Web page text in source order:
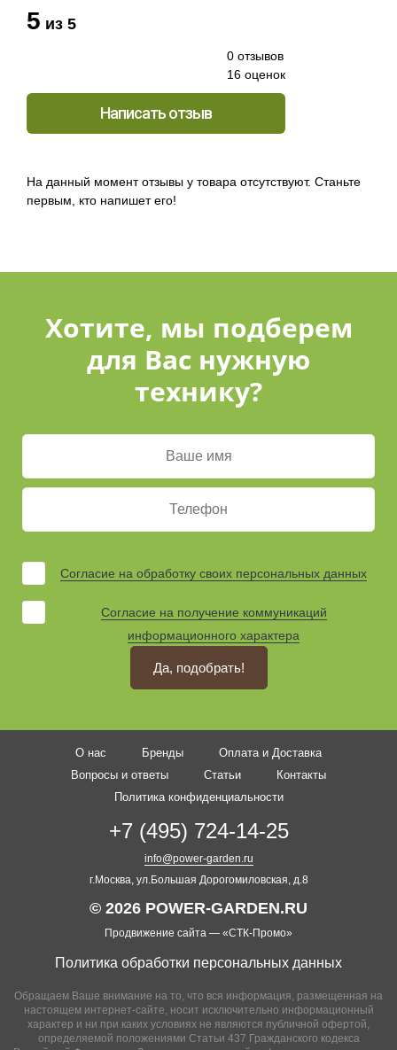
5 из 5
0 отзывов
16 оценок
Написать отзыв
На данный момент отзывы у товара отсутствуют. Станьте
первым, кто напишет его!
Хотите, мы подберем
для Вас нужную
технику?
Согласие на обработку своих персональных данных
Согласие на получение коммуникаций
информационного характера
Да, подобрать!
О нас Бренды
Оплата и Доставка
Вопросы и ответы
Статьи
Контакты
Политика конфиденциальности
+7 (495) 724-14-25
info@power-garden.ru
г.Москва, ул.Большая Дорогомиловская, д.8
Обращаем Ваше внимание на то, что вся информация, размещенная на
настоящем интернет-сайте, носит исключительно информационный
характер и ни при каких условиях не являются публичной офертой,
определяемой положениями Статьи 437 Гражданского кодекса
© 2026 POWER-GARDEN.RU
Продвижение сайта — «СТК-Промо»
Политика обработки персональных данных